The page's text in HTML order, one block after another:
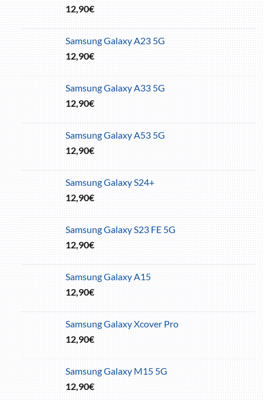
12,90€
Samsung Galaxy A23 5G
12,90€
Samsung Galaxy A33 5G
12,90€
Samsung Galaxy A53 5G
12,90€
Samsung Galaxy S24+
12,90€
Samsung Galaxy S23 FE 5G
12,90€
Samsung Galaxy A15
12,90€
Samsung Galaxy Xcover Pro
12,90€
Samsung Galaxy M15 5G
12,90€